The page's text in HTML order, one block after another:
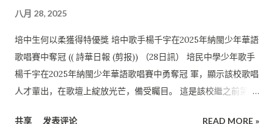
八月 28, 2025
培中生何以柔獲得特優獎 培中歌手楊千宇在2025年納閩少年華語
歌唱賽中奪冠 (( 詩華日報 (剪报)) （28日訊） 培民中學少年歌手
楊千宇在2025年納閩少年華語歌唱賽中勇奪冠 軍，顯示該校歌唱
人才輩出，在歌壇上綻放光芒，備受矚目。 這是該校繼之前第30
共享 发表评论 READ MORE »